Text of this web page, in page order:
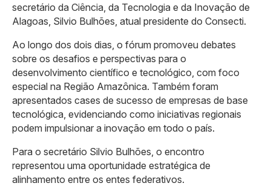
secretário da Ciência, da Tecnologia e da Inovação de
Alagoas, Silvio Bulhões, atual presidente do Consecti.
Ao longo dos dois dias, o fórum promoveu debates
sobre os desafios e perspectivas para o
desenvolvimento científico e tecnológico, com foco
especial na Região Amazônica. Também foram
apresentados cases de sucesso de empresas de base
tecnológica, evidenciando como iniciativas regionais
podem impulsionar a inovação em todo o país.
Para o secretário Silvio Bulhões, o encontro
representou uma oportunidade estratégica de
alinhamento entre os entes federativos.